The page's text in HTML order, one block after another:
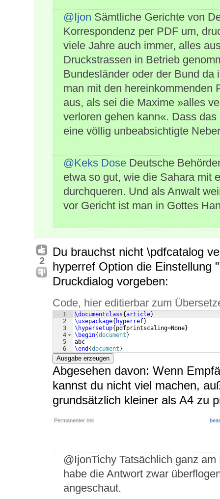
@Ijon Sämtliche Gerichte von
Korrespondenz per PDF um,
viele Jahre auch immer, alles
Druckstrassen in Betrieb
Bundesländer oder der Bund
man mit den hereinkommenden
aus, als sei die Maxime »alles
verloren gehen kann«. Dass
eine völlig unbeabsichtigte
@Keks Dose Deutsche
etwa so gut, wie die Sahara mit
durchqueren. Und als Anwalt
vor Gericht ist man in Gottes
2
Du brauchst nicht \pdfcatalog
hyperref Option die Einstellung
Druckdialog vorgeben:
Code, hier editierbar zum
1
2
3
4
5
6
\documentclass{article}
\usepackage{ hyperref}
\hypersetup{ pdfprintscaling=None}
\begin{document }
abc
\end {document }
Ausgabe erzeugen
Abgesehen davon: Wenn
kannst du nicht viel machen,
grundsätzlich kleiner als A4 zu
Permanenter link
@IjonTichy Tatsächlich ganz
habe die Antwort zwar
angeschaut.